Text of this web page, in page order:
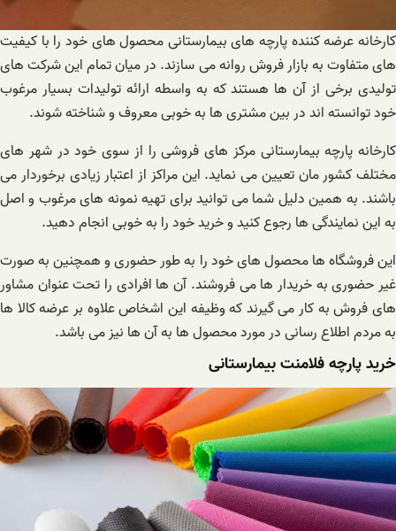
کارخانه عرضه کننده پارچه های بیمارستانی محصول های خود را با کیفیت
های متفاوت به بازار فروش روانه می سازند. در میان تمام این شرکت های
تولیدی برخی از آن ها هستند که به واسطه ارائه تولیدات بسیار مرغوب
خود توانسته اند در بین مشتری ها به خوبی معروف و شناخته شوند.
کارخانه پارچه بیمارستانی مرکز های فروشی را از سوی خود در شهر های
مختلف کشور مان تعیین می نماید. این مراکز از اعتبار زیادی برخوردار می
باشند. به همین دلیل شما می توانید برای تهیه نمونه های مرغوب و اصل
به این نمایندگی ها رجوع کنید و خرید خود را به خوبی انجام دهید.
این فروشگاه ها محصول های خود را به طور حضوری و همچنین به صورت
غیر حضوری به خریدار ها می فروشند. آن ها افرادی را تحت عنوان مشاور
های فروش به کار می گیرند که وظیفه این اشخاص علاوه بر عرضه کالا ها
به مردم اطلاع رسانی در مورد محصول ها به آن ها نیز می باشد.
خرید پارچه فلامنت بیمارستانی